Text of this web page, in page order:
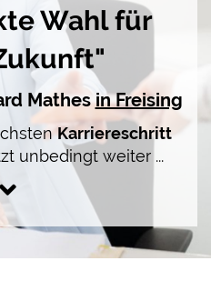
Wahl für
Mathesin Freising
Karriereschritt
unbedingt weiter ...